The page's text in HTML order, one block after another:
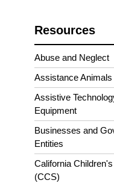
Resources
Abuse and Neglect
Assistance Animals
Assistive
Equipment
Businesses and
Entities
California
(CCS)